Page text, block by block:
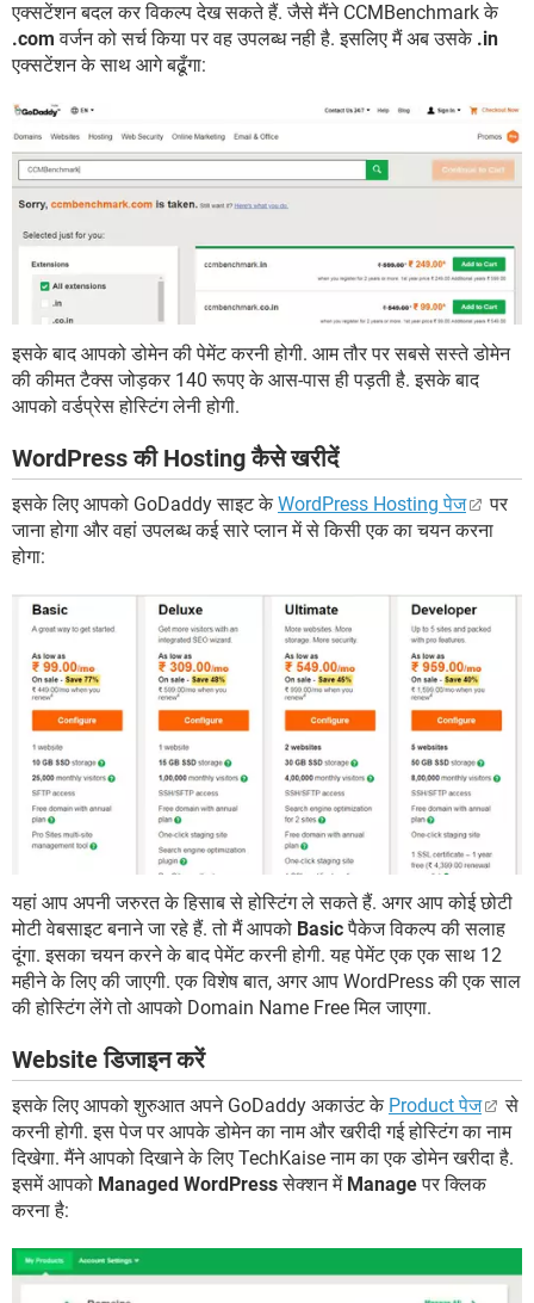
एक्सटेंशन बदल कर विकल्प देख सकते हैं. जैसे मैंने CCMBenchmark के
.com वर्जन को सर्च किया पर वह उपलब्ध नही है. इसलिए मैं अब उसके .in
एक्सटेंशन के साथ आगे बढूँगा:
इसके बाद आपको डोमेन की पेमेंट करनी होगी. आम तौर पर सबसे सस्ते डोमेन
की कीमत टैक्स जोड़कर 140 रूपए के आस-पास ही पड़ती है. इसके बाद
आपको वर्डप्रेस होस्टिंग लेनी होगी.
WordPress की Hosting कैसे खरीदें
इसके लिए आपको GoDaddy साइट केWordPress Hosting पेज
पर
जाना होगा और वहां उपलब्ध कई सारे प्लान में से किसी एक का चयन करना
होगा:
यहां आप अपनी जरुरत के हिसाब से होस्टिंग ले सकते हैं. अगर आप कोई छोटी
मोटी वेबसाइट बनाने जा रहे हैं. तो मैं आपको Basicपैकेज विकल्प की सलाह
दूंगा. इसका चयन करने के बाद पेमेंट करनी होगी. यह पेमेंट एक एक साथ 12
महीने के लिए की जाएगी. एक विशेष बात, अगर आप WordPress की एक साल
की होस्टिंग लेंगे तो आपको Domain Name Free मिल जाएगा.
Website डिजाइन करें
इसके लिए आपको शुरुआत अपने GoDaddy अकाउंट के Product पेज
से
करनी होगी. इस पेज पर आपके डोमेन का नाम और खरीदी गई होस्टिंग का नाम
दिखेगा. मैंने आपको दिखाने के लिए TechKaise नाम का एक डोमेन खरीदा है.
इसमें आपको Managed WordPressसेक्शन में Manageपर क्लिक
करना है: